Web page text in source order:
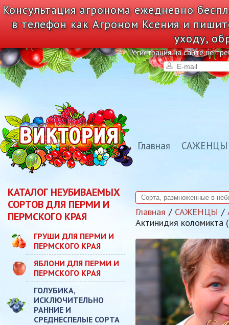
Консультация агронома ежедневно
в телефон как Агроном Ксения и
уходу,
Регистрация на сайте не
Главная САЖЕНЦЫ
КАТАЛОГ НЕУБИВАЕМЫХ
СОРТОВ ДЛЯ ПЕРМИ И
ПЕРМСКОГО КРАЯ
ГРУШИ ДЛЯ ПЕРМИ И
ПЕРМСКОГО КРАЯ
ЯБЛОНИ ДЛЯ ПЕРМИ И
ПЕРМСКОГО КРАЯ
ГОЛУБИКА,
ИСКЛЮЧИТЕЛЬНО
РАННИЕ И
СРЕДНЕСПЕЛЫЕ СОРТА
Главная САЖЕНЦЫ
Актинидия